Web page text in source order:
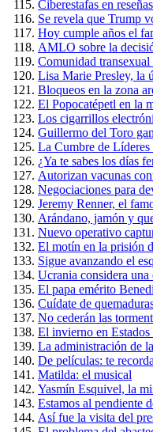
Ciberestafas en
Se revela que Trump
Hoy cumple años el
AMLO sobre la
Comunidad transexual
Lisa Marie Presley, la
Bloqueos en la zona
El Popocatépetl en la
Los cigarrillos
Guillermo del Toro
La Cumbre de Líderes
¿Ya te sabes los días
Autorizan vacunas
Negociaciones para
Jeremy Renner, el
Arándano, jamón y
Nuevo operativo
El motín en la prisión
Sigue avanzando el
Ucrania considera una
El papa emérito
Cuídate de
No cederán las
El invierno en
La administración de
De películas: te
Matilda: el musical
Yasmín Esquivel, la
Estamos al pendiente
Así fue la visita del